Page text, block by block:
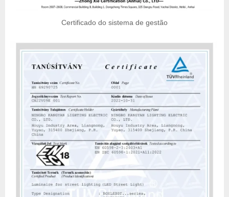
Certificado do sistema de gestão